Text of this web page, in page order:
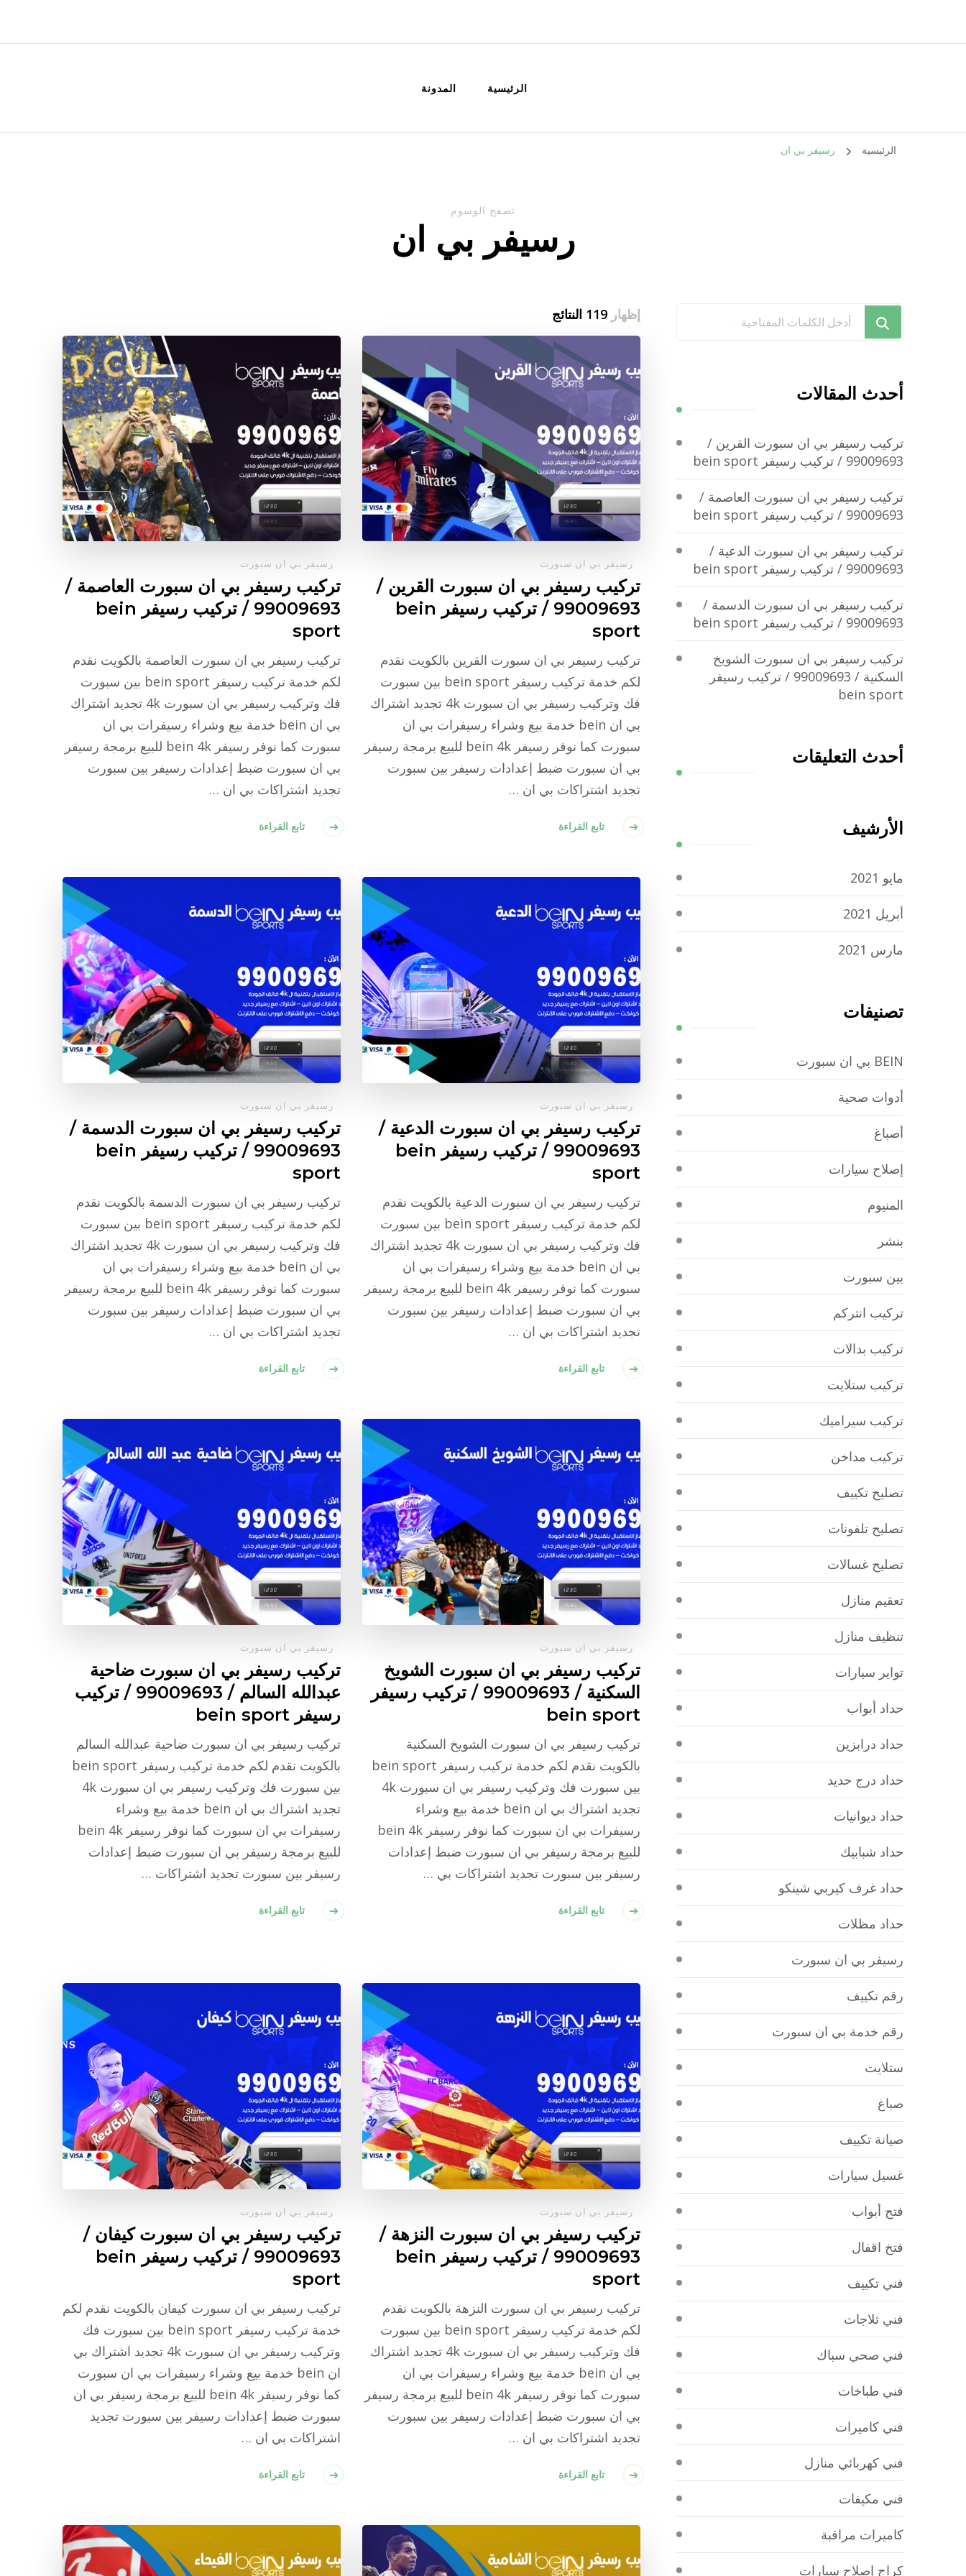
الرئيسية المدونة
الرئيسية رسيفر بي ان
تصفح الوسوم
رسيفر بي ان
إظهار 119 النتائج
رسيفر بي ان سبورت
تركيب رسيفر بي ان سبورت القرين /
99009693 / تركيب رسيفر bein
sport
تركيب رسيفر بي ان سبورت القرين بالكويت نقدم
لكم خدمة تركيب رسيفر bein sport بين سبورت
فك وتركيب رسيفر بي ان سبورت 4k تجديد اشتراك
بي ان bein خدمة بيع وشراء رسيفرات بي ان
سبورت كما نوفر رسيفر bein 4k للبيع برمجة رسيفر
بي ان سبورت ضبط إعدادات رسيفر بين سبورت
تجديد اشتراكات بي ان …
تابع القراءة
رسيفر بي ان سبورت
تركيب رسيفر بي ان سبورت العاصمة /
99009693 / تركيب رسيفر bein
sport
تركيب رسيفر بي ان سبورت العاصمة بالكويت نقدم
لكم خدمة تركيب رسيفر bein sport بين سبورت
فك وتركيب رسيفر بي ان سبورت 4k تجديد اشتراك
بي ان bein خدمة بيع وشراء رسيفرات بي ان
سبورت كما نوفر رسيفر bein 4k للبيع برمجة رسيفر
بي ان سبورت ضبط إعدادات رسيفر بين سبورت
تجديد اشتراكات بي ان …
تابع القراءة
رسيفر بي ان سبورت
تركيب رسيفر بي ان سبورت الدعية /
99009693 / تركيب رسيفر bein
sport
تركيب رسيفر بي ان سبورت الدعية بالكويت نقدم
لكم خدمة تركيب رسيفر bein sport بين سبورت
فك وتركيب رسيفر بي ان سبورت 4k تجديد اشتراك
بي ان bein خدمة بيع وشراء رسيفرات بي ان
سبورت كما نوفر رسيفر bein 4k للبيع برمجة رسيفر
بي ان سبورت ضبط إعدادات رسيفر بين سبورت
تجديد اشتراكات بي ان …
تابع القراءة
رسيفر بي ان سبورت
تركيب رسيفر بي ان سبورت الدسمة /
99009693 / تركيب رسيفر bein
sport
تركيب رسيفر بي ان سبورت الدسمة بالكويت نقدم
لكم خدمة تركيب رسيفر bein sport بين سبورت
فك وتركيب رسيفر بي ان سبورت 4k تجديد اشتراك
بي ان bein خدمة بيع وشراء رسيفرات بي ان
سبورت كما نوفر رسيفر bein 4k للبيع برمجة رسيفر
بي ان سبورت ضبط إعدادات رسيفر بين سبورت
تجديد اشتراكات بي ان …
تابع القراءة
رسيفر بي ان سبورت
تركيب رسيفر بي ان سبورت الشويخ
السكنية / 99009693 / تركيب رسيفر
bein sport
تركيب رسيفر بي ان سبورت الشويخ السكنية
بالكويت نقدم لكم خدمة تركيب رسيفر bein sport
بين سبورت فك وتركيب رسيفر بي ان سبورت 4k
تجديد اشتراك بي ان bein خدمة بيع وشراء
رسيفرات بي ان سبورت كما نوفر رسيفر bein 4k
للبيع برمجة رسيفر بي ان سبورت ضبط إعدادات
رسيفر بين سبورت تجديد اشتراكات بي …
تابع القراءة
رسيفر بي ان سبورت
تركيب رسيفر بي ان سبورت ضاحية
عبدالله السالم / 99009693 / تركيب
رسيفر bein sport
تركيب رسيفر بي ان سبورت ضاحية عبدالله السالم
بالكويت نقدم لكم خدمة تركيب رسيفر bein sport
بين سبورت فك وتركيب رسيفر بي ان سبورت 4k
تجديد اشتراك بي ان bein خدمة بيع وشراء
رسيفرات بي ان سبورت كما نوفر رسيفر bein 4k
للبيع برمجة رسيفر بي ان سبورت ضبط إعدادات
رسيفر بين سبورت تجديد اشتراكات …
تابع القراءة
رسيفر بي ان سبورت
تركيب رسيفر بي ان سبورت النزهة /
99009693 / تركيب رسيفر bein
sport
تركيب رسيفر بي ان سبورت النزهة بالكويت نقدم
لكم خدمة تركيب رسيفر bein sport بين سبورت
فك وتركيب رسيفر بي ان سبورت 4k تجديد اشتراك
بي ان bein خدمة بيع وشراء رسيفرات بي ان
سبورت كما نوفر رسيفر bein 4k للبيع برمجة رسيفر
بي ان سبورت ضبط إعدادات رسيفر بين سبورت
تجديد اشتراكات بي ان …
تابع القراءة
رسيفر بي ان سبورت
تركيب رسيفر بي ان سبورت كيفان /
99009693 / تركيب رسيفر bein
sport
تركيب رسيفر بي ان سبورت كيفان بالكويت نقدم لكم
خدمة تركيب رسيفر bein sport بين سبورت فك
وتركيب رسيفر بي ان سبورت 4k تجديد اشتراك بي
ان bein خدمة بيع وشراء رسيفرات بي ان سبورت
كما نوفر رسيفر bein 4k للبيع برمجة رسيفر بي ان
سبورت ضبط إعدادات رسيفر بين سبورت تجديد
اشتراكات بي ان …
تابع القراءة
تبحث
شيء
ما؟
أحدث المقالات
تركيب رسيفر بي ان سبورت القرين /
99009693 / تركيب رسيفر bein sport
تركيب رسيفر بي ان سبورت العاصمة /
99009693 / تركيب رسيفر bein sport
تركيب رسيفر بي ان سبورت الدعية /
99009693 / تركيب رسيفر bein sport
تركيب رسيفر بي ان سبورت الدسمة /
99009693 / تركيب رسيفر bein sport
تركيب رسيفر بي ان سبورت الشويخ
السكنية / 99009693 / تركيب رسيفر
bein sport
أحدث التعليقات
الأرشيف
مايو 2021
أبريل 2021
مارس 2021
تصنيفات
BEIN بي ان سبورت
أدوات صحية
أصباغ
إصلاح سيارات
المنيوم
بنشر
بين سبورت
تركيب انتركم
تركيب بدالات
تركيب ستلايت
تركيب سيراميك
تركيب مداخن
تصليح تكييف
تصليح تلفونات
تصليح غسالات
تعقيم منازل
تنظيف منازل
تواير سيارات
حداد أبواب
حداد درابزين
حداد درج حديد
حداد ديوانيات
حداد شبابيك
حداد غرف كيربي شينكو
حداد مظلات
رسيفر بي ان سبورت
رقم تكييف
رقم خدمة بي ان سبورت
ستلايت
صباغ
صيانة تكييف
غسيل سيارات
فتح أبواب
فتخ اقفال
فني تكييف
فني ثلاجات
فني صحي سباك
فني طباخات
فني كاميرات
فني كهربائي منازل
فني مكيفات
كاميرات مراقبة
كراج إصلاح سيارات